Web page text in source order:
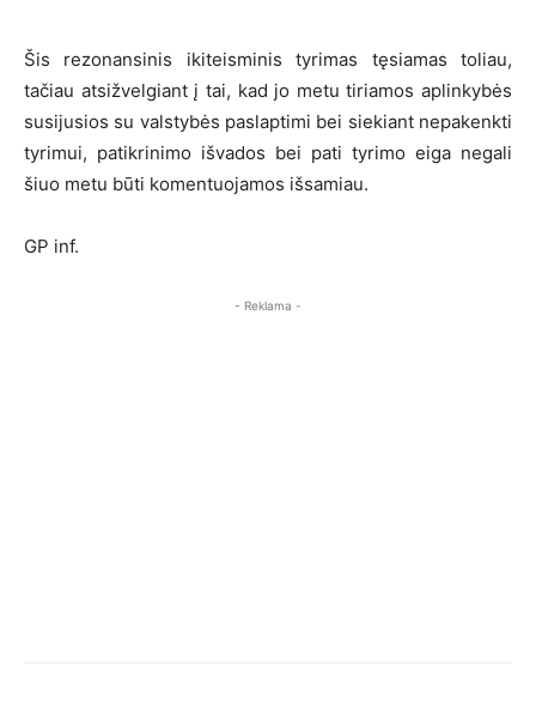
Šis rezonansinis ikiteisminis tyrimas tęsiamas toliau,
tačiau atsižvelgiant į tai, kad jo metu tiriamos aplinkybės
susijusios su valstybės paslaptimi bei siekiant nepakenkti
tyrimui, patikrinimo išvados bei pati tyrimo eiga negali
šiuo metu būti komentuojamos išsamiau.
GP inf.
- Reklama -